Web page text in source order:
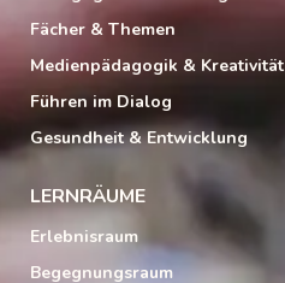
Fächer & Themen
Medienpädagogik & Kreativität
Führen im Dialog
Gesundheit & Entwicklung
LERNRÄUME
Erlebnisraum
Begegnungsraum